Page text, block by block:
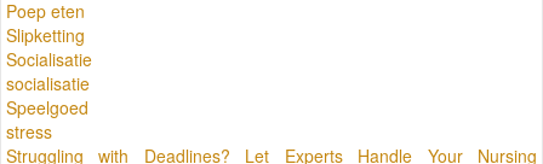
Poep eten
Slipketting
Socialisatie
socialisatie
Speelgoed
stress
Struggling with Deadlines? Let Experts Handle Your Nursing